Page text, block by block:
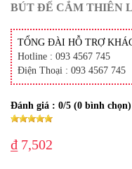
BÚT ĐẾ CẮM THIÊN
TỔNG ĐÀI HỖ TRỢ
Hotline : 093 4567 745
Điện Thoại : 093 4567 745
Đánh giá : 0/5 (0 bình chọn)
₫ 7,502